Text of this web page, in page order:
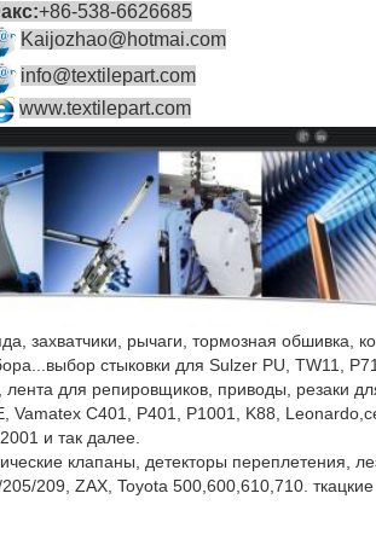
+86-538-6626685
Kaijozhao@hotmai.com
info@textilepart.com
www.textilepart.com
захватчики, рычаги, тормозная
стыковки для Sulzer PU, TW11,
для репировщиков, приводы, резаки
Vamatex C401, P401, P1001, K88,
и так далее.
клапаны, детекторы переплетения,
209, ZAX, Toyota 500,600,610,710. ткацкие